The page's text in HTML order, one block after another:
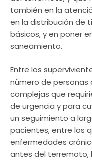
también en la
en la distribución de
básicos, y en poner
saneamiento.
Entre los
número de personas
complejas que
de urgencia y para
un seguimiento a
pacientes, entre los
enfermedades
antes del terremoto,